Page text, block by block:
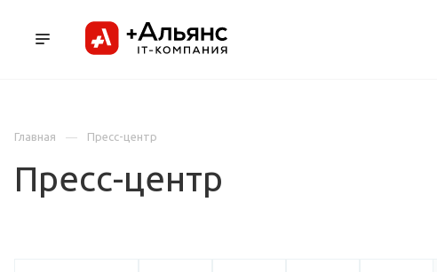
Главная
Пресс-центр
Пресс-центр